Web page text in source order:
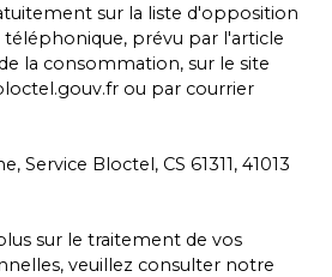
sur la liste d'opposition
téléphonique, prévu par l'article
la consommation, sur le site
ou par courrier
Service Bloctel, CS 61311, 41013
sur le traitement de vos
veuillez consulter notre